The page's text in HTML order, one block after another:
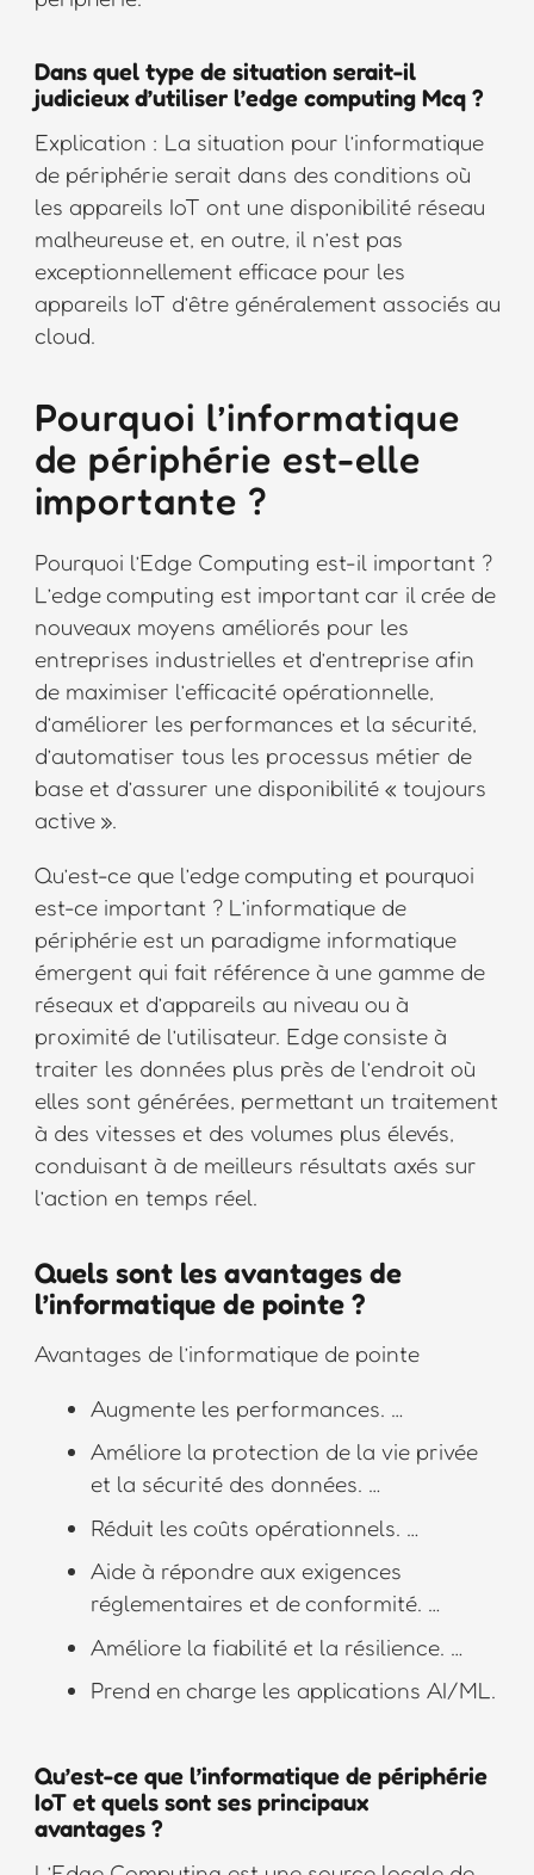
Dans quel type de situation serait-il
judicieux d’utiliser l’edge computing Mcq ?
Explication : La situation pour l’informatique
de périphérie serait dans des conditions où
les appareils IoT ont une disponibilité réseau
malheureuse et, en outre, il n’est pas
exceptionnellement efficace pour les
appareils IoT d’être généralement associés au
cloud.
Pourquoi l’informatique
de périphérie est-elle
importante ?
Pourquoi l’Edge Computing est-il important ?
L’edge computing est important car il crée de
nouveaux moyens améliorés pour les
entreprises industrielles et d’entreprise afin
de maximiser l’efficacité opérationnelle,
d’améliorer les performances et la sécurité,
d’automatiser tous les processus métier de
base et d’assurer une disponibilité « toujours
active ».
Qu’est-ce que l’edge computing et pourquoi
est-ce important ? L’informatique de
périphérie est un paradigme informatique
émergent qui fait référence à une gamme de
réseaux et d’appareils au niveau ou à
proximité de l’utilisateur. Edge consiste à
traiter les données plus près de l’endroit où
elles sont générées, permettant un traitement
à des vitesses et des volumes plus élevés,
conduisant à de meilleurs résultats axés sur
l’action en temps réel.
Quels sont les avantages de
l’informatique de pointe ?
Avantages de l’informatique de pointe
Augmente les performances. …
Améliore la protection de la vie privée
et la sécurité des données. …
Réduit les coûts opérationnels. …
Aide à répondre aux exigences
réglementaires et de conformité. …
Améliore la fiabilité et la résilience. …
Prend en charge les applications AI/ML.
Qu’est-ce que l’informatique de périphérie
IoT et quels sont ses principaux
avantages ?